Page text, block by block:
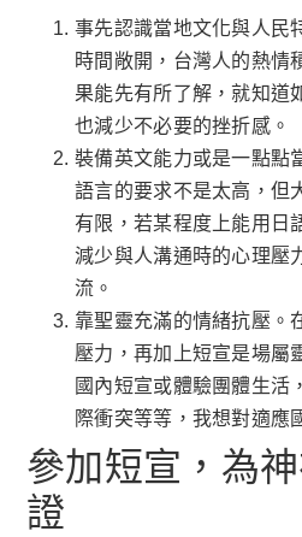
事先認識當地文化與人民
時間敞開，台灣人的熱情
果能先有所了解，就知道
也減少不必要的挫折感。
裝備英文能力或是一點點
語言的要求不是太高，但
有限，若某程度上能用日
減少與人溝通時的心理壓
流。
靠聖靈充滿的情緒抗壓。
壓力，再加上短宣是場屬
國內短宣或體驗團體生活
際衝突等等，我想對適應
參加短宣，為
證